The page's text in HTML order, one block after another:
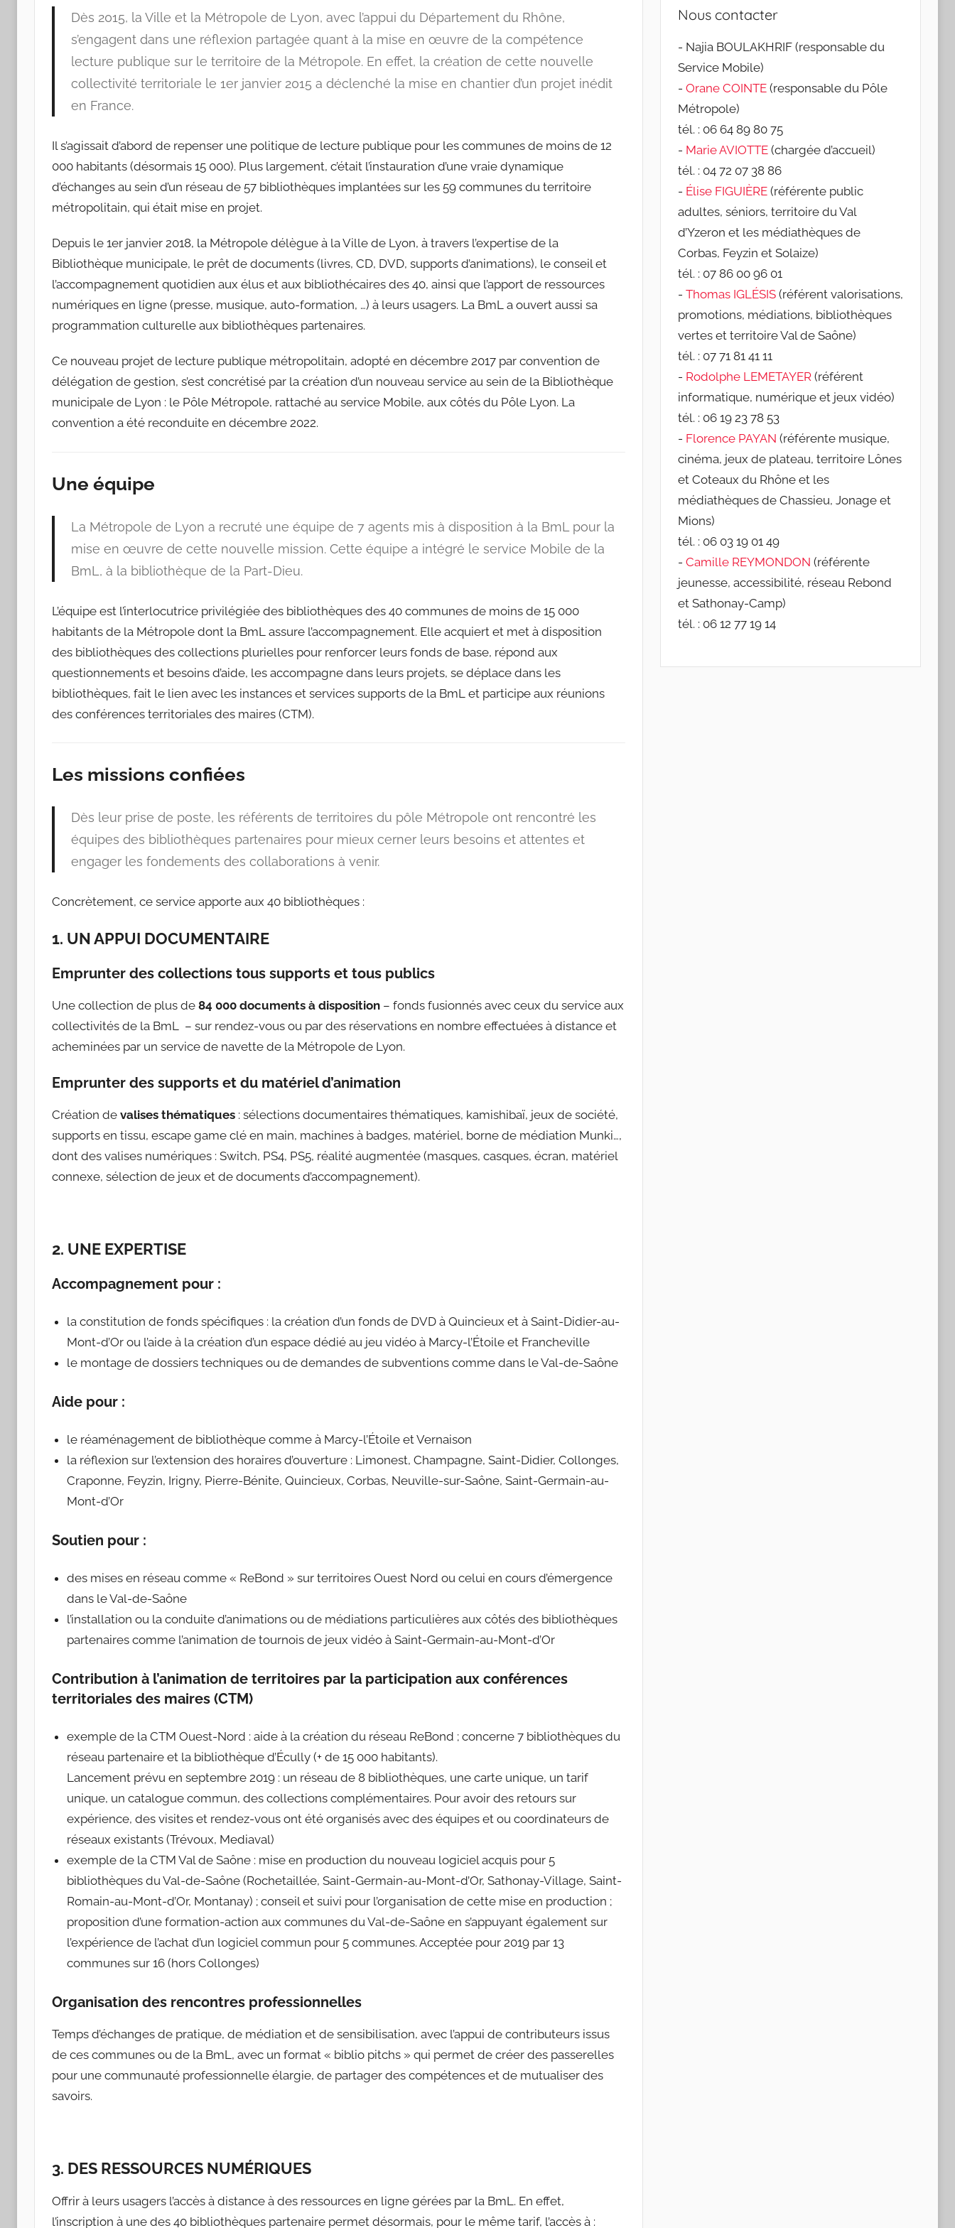
municipale
Lyon
Dès 2015, la Ville et la Métropole de Lyon, avec l’appui du Département du Rhône,
s’engagent dans une réflexion partagée quant à la mise en œuvre de la compétence
lecture publique sur le territoire de la Métropole. En effet, la création de cette nouvelle
collectivité territoriale le 1er janvier 2015 a déclenché la mise en chantier d’un projet inédit
en France.
Il s’agissait d’abord de repenser une politique de lecture publique pour les communes de moins de 12
000 habitants (désormais 15 000). Plus largement, c’était l’instauration d’une vraie dynamique
d’échanges au sein d’un réseau de 57 bibliothèques implantées sur les 59 communes du territoire
métropolitain, qui était mise en projet.
Depuis le 1er janvier 2018, la Métropole délègue à la Ville de Lyon, à travers l’expertise de la
Bibliothèque municipale, le prêt de documents (livres, CD, DVD, supports d’animations), le conseil et
l’accompagnement quotidien aux élus et aux bibliothécaires des 40, ainsi que l’apport de ressources
numériques en ligne (presse, musique, auto-formation, …) à leurs usagers. La BmL a ouvert aussi sa
programmation culturelle aux bibliothèques partenaires.
Ce nouveau projet de lecture publique métropolitain, adopté en décembre 2017 par convention de
délégation de gestion, s’est concrétisé par la création d’un nouveau service au sein de la Bibliothèque
municipale de Lyon : le Pôle Métropole, rattaché au service Mobile, aux côtés du Pôle Lyon. La
convention a été reconduite en décembre 2022.
Une équipe
La Métropole de Lyon a recruté une équipe de 7 agents mis à disposition à la BmL pour la
mise en œuvre de cette nouvelle mission. Cette équipe a intégré le service Mobile de la
BmL, à la bibliothèque de la Part-Dieu.
L’équipe est l’interlocutrice privilégiée des bibliothèques des 40 communes de moins de 15 000
habitants de la Métropole dont la BmL assure l’accompagnement. Elle acquiert et met à disposition
des bibliothèques des collections plurielles pour renforcer leurs fonds de base, répond aux
questionnements et besoins d’aide, les accompagne dans leurs projets, se déplace dans les
bibliothèques, fait le lien avec les instances et services supports de la BmL et participe aux réunions
des conférences territoriales des maires (CTM).
Les missions confiées
Dès leur prise de poste, les référents de territoires du pôle Métropole ont rencontré les
équipes des bibliothèques partenaires pour mieux cerner leurs besoins et attentes et
engager les fondements des collaborations à venir.
Concrètement, ce service apporte aux 40 bibliothèques :
1. UN APPUI DOCUMENTAIRE
Emprunter des collections tous supports et tous publics
Une collection de plus de 84 000 documents à disposition – fonds fusionnés avec ceux du service aux
collectivités de la BmL – sur rendez-vous ou par des réservations en nombre effectuées à distance et
acheminées par un service de navette de la Métropole de Lyon.
Emprunter des supports et du matériel d’animation
Création de valises thématiques : sélections documentaires thématiques, kamishibaï, jeux de société,
supports en tissu, escape game clé en main, machines à badges, matériel, borne de médiation Munki…,
dont des valises numériques : Switch, PS4, PS5, réalité augmentée (masques, casques, écran, matériel
connexe, sélection de jeux et de documents d’accompagnement).
2. UNE EXPERTISE
Accompagnement pour :
la constitution de fonds spécifiques : la création d’un fonds de DVD à Quincieux et à Saint-Didier-au-
Mont-d’Or ou l’aide à la création d’un espace dédié au jeu vidéo à Marcy-l’Étoile et Francheville
le montage de dossiers techniques ou de demandes de subventions comme dans le Val-de-Saône
Aide pour :
le réaménagement de bibliothèque comme à Marcy-l’Étoile et Vernaison
la réflexion sur l’extension des horaires d’ouverture : Limonest, Champagne, Saint-Didier, Collonges,
Craponne, Feyzin, Irigny, Pierre-Bénite, Quincieux, Corbas, Neuville-sur-Saône, Saint-Germain-au-
Mont-d’Or
Soutien pour :
des mises en réseau comme « ReBond » sur territoires Ouest Nord ou celui en cours d’émergence
dans le Val-de-Saône
l’installation ou la conduite d’animations ou de médiations particulières aux côtés des bibliothèques
partenaires comme l’animation de tournois de jeux vidéo à Saint-Germain-au-Mont-d’Or
Contribution à l’animation de territoires par la participation aux conférences
territoriales des maires (CTM)
exemple de la CTM Ouest-Nord : aide à la création du réseau ReBond ; concerne 7 bibliothèques du
réseau partenaire et la bibliothèque d’Écully (+ de 15 000 habitants).
Lancement prévu en septembre 2019 : un réseau de 8 bibliothèques, une carte unique, un tarif
unique, un catalogue commun, des collections complémentaires. Pour avoir des retours sur
expérience, des visites et rendez-vous ont été organisés avec des équipes et ou coordinateurs de
réseaux existants (Trévoux, Mediaval)
exemple de la CTM Val de Saône : mise en production du nouveau logiciel acquis pour 5
bibliothèques du Val-de-Saône (Rochetaillée, Saint-Germain-au-Mont-d’Or, Sathonay-Village, Saint-
Romain-au-Mont-d’Or, Montanay) ; conseil et suivi pour l’organisation de cette mise en production ;
proposition d’une formation-action aux communes du Val-de-Saône en s’appuyant également sur
l’expérience de l’achat d’un logiciel commun pour 5 communes. Acceptée pour 2019 par 13
communes sur 16 (hors Collonges)
Organisation des rencontres professionnelles
Temps d’échanges de pratique, de médiation et de sensibilisation, avec l’appui de contributeurs issus
de ces communes ou de la BmL, avec un format « biblio pitchs » qui permet de créer des passerelles
pour une communauté professionnelle élargie, de partager des compétences et de mutualiser des
savoirs.
3. DES RESSOURCES NUMÉRIQUES
Offrir à leurs usagers l’accès à distance à des ressources en ligne gérées par la BmL. En effet,
l’inscription à une des 40 bibliothèques partenaire permet désormais, pour le même tarif, l’accès à :
e
c
h
e
p
o
u
r
:
c
Nous contacter
- Najia BOULAKHRIF (responsable du
Service Mobile)
- Orane COINTE(responsable du Pôle
Métropole)
tél. : 06 64 89 80 75
- Marie AVIOTTE(chargée d’accueil)
tél. : 04 72 07 38 86
- Élise FIGUIÈRE(référente public
adultes, séniors, territoire du Val
d’Yzeron et les médiathèques de
Corbas, Feyzin et Solaize)
tél. : 07 86 00 96 01
- Thomas IGLÉSIS(référent valorisations,
promotions, médiations, bibliothèques
vertes et territoire Val de Saône)
tél. : 07 71 81 41 11
- Rodolphe LEMETAYER(référent
informatique, numérique et jeux vidéo)
tél. : 06 19 23 78 53
- Florence PAYAN (référente musique,
cinéma, jeux de plateau, territoire Lônes
et Coteaux du Rhône et les
médiathèques de Chassieu, Jonage et
Mions)
tél. : 06 03 19 01 49
- Camille REYMONDON (référente
jeunesse, accessibilité, réseau Rebond
et Sathonay-Camp)
tél. : 06 12 77 19 14